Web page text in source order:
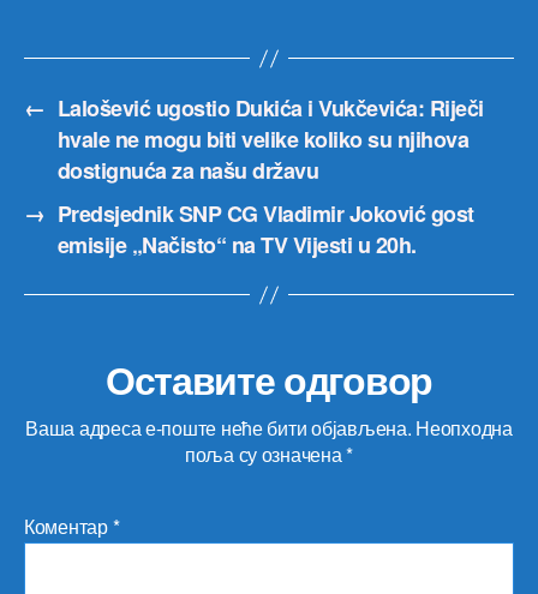
← Lalošević ugostio Dukića i Vukčevića: Riječi
hvale ne mogu biti velike koliko su njihova
dostignuća za našu državu
→ Predsjednik SNP CG Vladimir Joković gost
emisije „Načisto“ na TV Vijesti u 20h.
Оставите одговор
Ваша адреса е-поште неће бити објављена. Неопходна
поља су означена*
Коментар*